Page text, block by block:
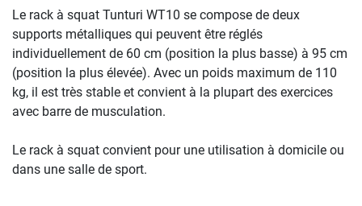
Le rack à squat Tunturi WT10 se compose de deux
supports métalliques qui peuvent être réglés
individuellement de 60 cm (position la plus basse) à 95 cm
(position la plus élevée). Avec un poids maximum de 110
kg, il est très stable et convient à la plupart des exercices
avec barre de musculation.
Le rack à squat convient pour une utilisation à domicile ou
dans une salle de sport.